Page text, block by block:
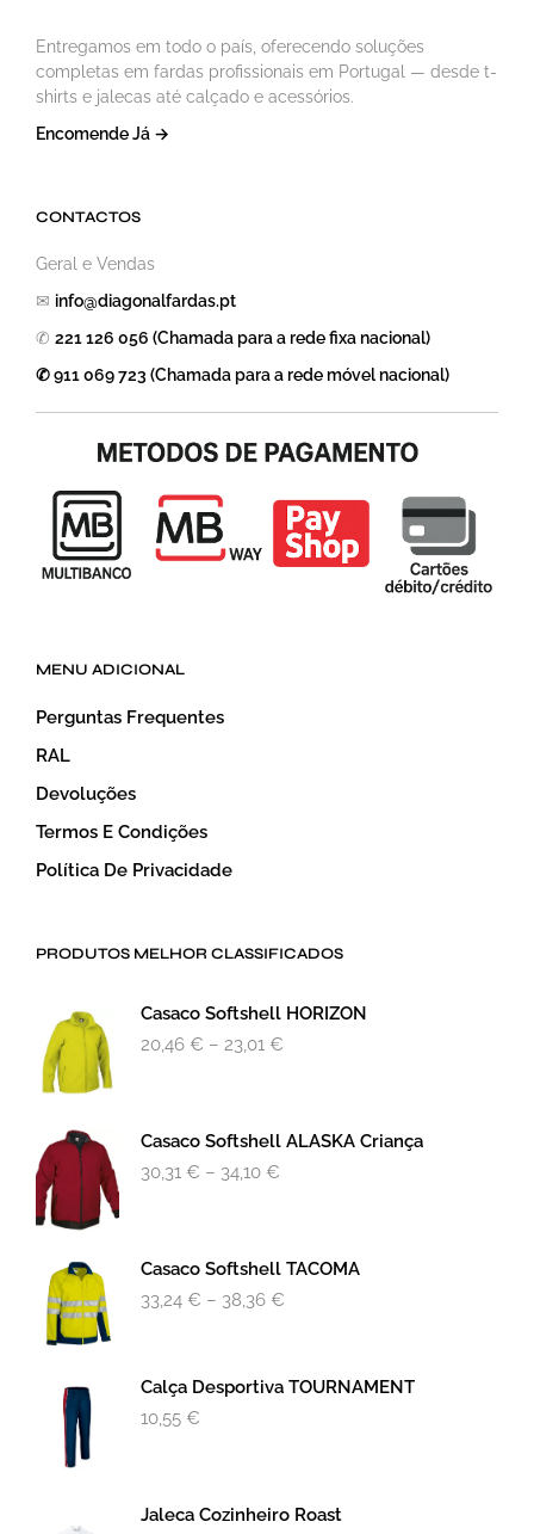
Entregamos em todo o país, oferecendo soluções
completas em fardas profissionais em Portugal — desde t-
shirts e jalecas até calçado e acessórios.
Encomende Já →
CONTACTOS
Geral e Vendas
✉ info@diagonalfardas.pt
✆ 221 126 056 (Chamada para a rede fixa nacional)
✆ 911 069 723 (Chamada para a rede móvel nacional)
MENU ADICIONAL
Perguntas Frequentes
RAL
Devoluções
Termos E Condições
Política De Privacidade
PRODUTOS MELHOR CLASSIFICADOS
Casaco Softshell HORIZON
20,46 € – 23,01 €
Casaco Softshell ALASKA Criança
30,31 € – 34,10 €
Casaco Softshell TACOMA
33,24 € – 38,36 €
Calça Desportiva TOURNAMENT
10,55 €
Jaleca Cozinheiro Roast